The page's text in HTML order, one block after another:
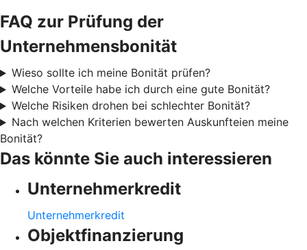
FAQ zur Prüfung der
Unternehmensbonität
Wieso sollte ich meine Bonität prüfen?
Welche Vorteile habe ich durch eine gute Bonität?
Welche Risiken drohen bei schlechter Bonität?
Nach welchen Kriterien bewerten Auskunfteien meine
Bonität?
Das könnte Sie auch interessieren
Unternehmerkredit
Unternehmerkredit
Objektfinanzierung